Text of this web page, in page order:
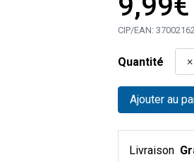
CIP/EAN:
Quantité
Ajouter au
Livraison